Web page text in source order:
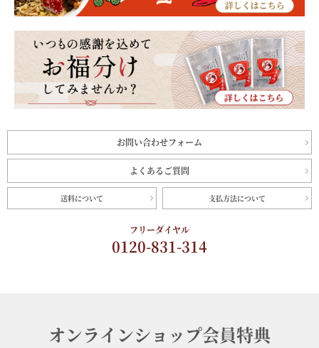
お問い合わせフォーム
よくあるご質問
送料について 支払方法について
フリーダイヤル
0120-831-314
オンラインショップ会員特典